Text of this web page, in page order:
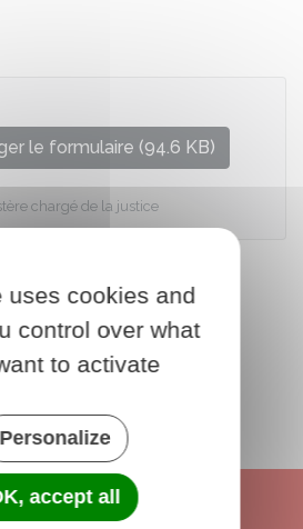
le formulaire (94.6 KB)
chargé de la justice
uses cookies and
control over what
to activate
Personalize
accept all